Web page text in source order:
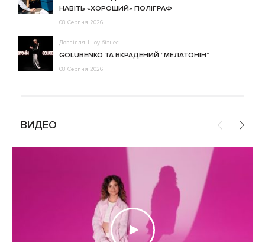
НАВІТЬ «ХОРОШИЙ» ПОЛІГРАФ
08 Серпня 2026
Дозвілля Шоу-бізнес
GOLUBENKO ТА ВКРАДЕНИЙ “МЕЛАТОНІН”
08 Серпня 2026
ВИДЕО